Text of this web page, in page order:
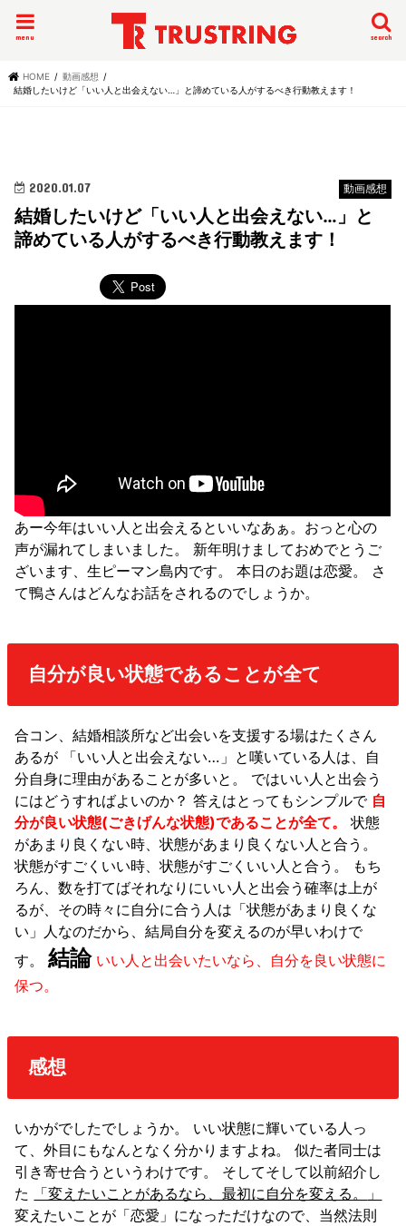
search
menu
HOME
動画感想
結婚したいけど「いい人と出会えない…」と諦めている人がするべき行動教えます！
動画感想
2020.01.07
結婚したいけど「いい人と出会えない…」と
諦めている人がするべき行動教えます！
あー今年はいい人と出会えるといいなあぁ。おっと心の
声が漏れてしまいました。 新年明けましておめでとうご
ざいます、生ピーマン島内です。 本日のお題は恋愛。 さ
て鴨さんはどんなお話をされるのでしょうか。
自分が良い状態であることが全て
合コン、結婚相談所など出会いを支援する場はたくさん
あるが 「いい人と出会えない…」と嘆いている人は、自
分自身に理由があることが多いと。 ではいい人と出会う
にはどうすればよいのか？ 答えはとってもシンプルで 自
分が良い状態(ごきげんな状態)であることが全て。
状態
があまり良くない時、状態があまり良くない人と合う。
状態がすごくいい時、状態がすごくいい人と合う。 もち
ろん、数を打てばそれなりにいい人と出会う確率は上が
るが、その時々に自分に合う人は「状態があまり良くな
い」人なのだから、結局自分を変えるのが早いわけで
す。結論 いい人と出会いたいなら、自分を良い状態に
保つ。
感想
いかがでしたでしょうか。 いい状態に輝いている人っ
て、外目にもなんとなく分かりますよね。 似た者同士は
引き寄せ合うというわけです。 そしてそして以前紹介し
た 
「変えたいことがあるなら、最初に自分を変える。
」
変えたいことが「恋愛」になっただけなので、当然法則